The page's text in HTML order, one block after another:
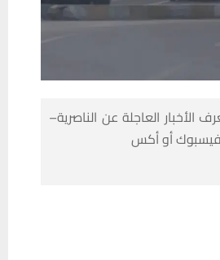
العاجلة عن الناصرية–
فيسبوك أو أكس